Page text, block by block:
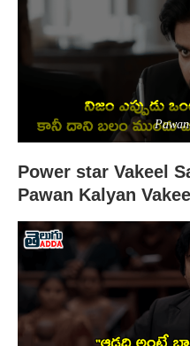
Power star Vakeel
Pawan Kalyan